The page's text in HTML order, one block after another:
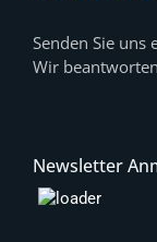
Senden Sie uns
Wir
Newsletter